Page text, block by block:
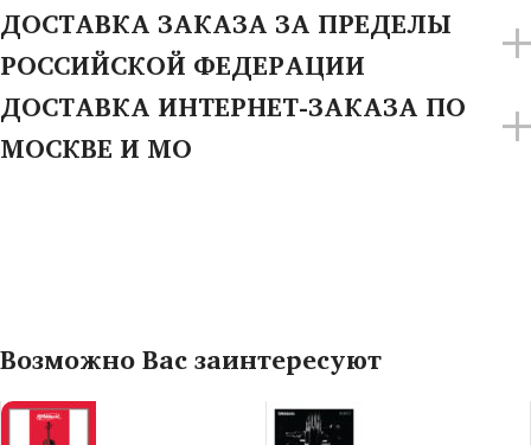
ДОСТАВКА ЗАКАЗА ЗА ПРЕДЕЛЫ
РОССИЙСКОЙ ФЕДЕРАЦИИ
ДОСТАВКА ИНТЕРНЕТ-ЗАКАЗА ПО
МОСКВЕ И МО
Возможно Вас заинтересуют